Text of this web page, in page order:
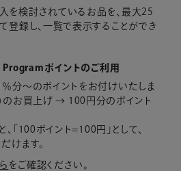
を検討されているお品を、最大25
て登録し、一覧で表示することができ
ポイントのご利用
％分～のポイントをお付けいたしま
）のお買上げ → 100円分のポイント
「100ポイント=100円」として、
けます。
をご確認ください。